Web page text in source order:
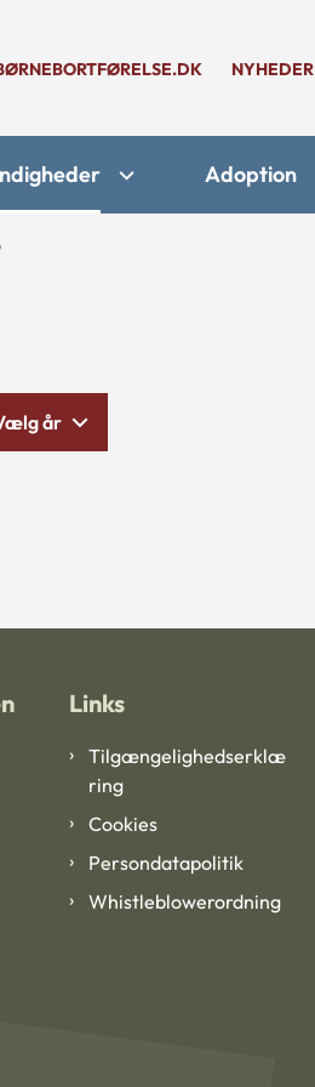
NYHEDER
Adoption
år
Links
Tilgængelighedserklæ
ring
Cookies
Persondatapolitik
Whistleblowerordning